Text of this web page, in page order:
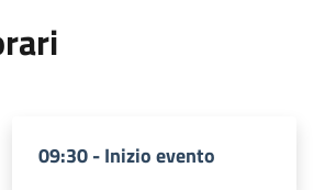
09:30 - Inizio evento